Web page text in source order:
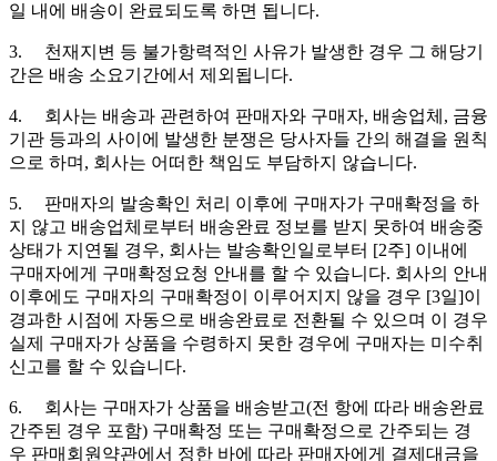
일 내에 배송이 완료되도록 하면 됩니다.
3. 천재지변 등 불가항력적인 사유가 발생한 경우 그 해당기
간은 배송 소요기간에서 제외됩니다.
4. 회사는 배송과 관련하여 판매자와 구매자, 배송업체, 금융
기관 등과의 사이에 발생한 분쟁은 당사자들 간의 해결을 원칙
으로 하며, 회사는 어떠한 책임도 부담하지 않습니다.
5. 판매자의 발송확인 처리 이후에 구매자가 구매확정을 하
지 않고 배송업체로부터 배송완료 정보를 받지 못하여 배송중
상태가 지연될 경우, 회사는 발송확인일로부터 [2주] 이내에
구매자에게 구매확정요청 안내를 할 수 있습니다. 회사의 안내
이후에도 구매자의 구매확정이 이루어지지 않을 경우 [3일]이
경과한 시점에 자동으로 배송완료로 전환될 수 있으며 이 경우
실제 구매자가 상품을 수령하지 못한 경우에 구매자는 미수취
신고를 할 수 있습니다.
6. 회사는 구매자가 상품을 배송받고(전 항에 따라 배송완료
간주된 경우 포함) 구매확정 또는 구매확정으로 간주되는 경
우 판매회원약관에서 정한 바에 따라 판매자에게 결제대금을